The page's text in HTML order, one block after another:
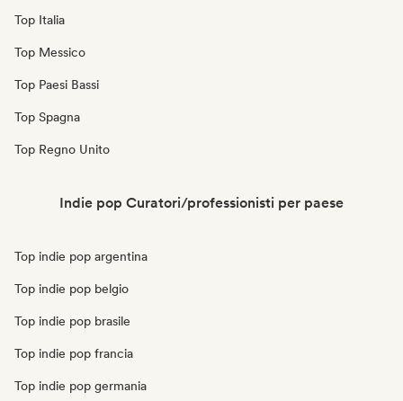
Top Italia
Top Messico
Top Paesi Bassi
Top Spagna
Top Regno Unito
Indie pop Curatori/professionisti per paese
Top indie pop argentina
Top indie pop belgio
Top indie pop brasile
Top indie pop francia
Top indie pop germania